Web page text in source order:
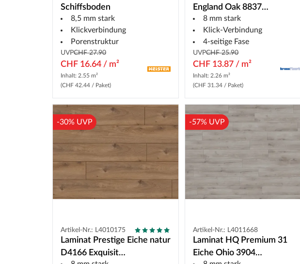
Schiffsboden
8,5 mm stark
Klickverbindung
Porenstruktur
UVPCHF 27.90
CHF 16.64 / m²
Inhalt: 2.55 m²
(CHF 42.44 / Paket)
England Oak 8837
Landhausdiele
8 mm stark
Klick-Verbindung
4-seitige Fase
UVPCHF 25.90
CHF 13.87 / m²
Inhalt: 2.26 m²
(CHF 31.34 / Paket)
-30% UVP
Artikel-Nr.: L4010175
Laminat Prestige Eiche natur
D4166 Exquisit
-57% UVP
Artikel-Nr.: L4011668
Laminat HQ Premium 31
Eiche Ohio 3904